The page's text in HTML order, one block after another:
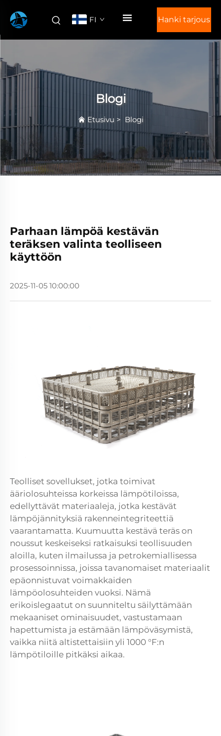
FI Hanki tarjous
Blogi
Etusivu > Blogi
Parhaan lämpöä kestävän
teräksen valinta teolliseen
käyttöön
2025-11-05 10:00:00
Teolliset sovellukset, jotka toimivat
ääriolosuhteissa korkeissa lämpötiloissa,
edellyttävät materiaaleja, jotka kestävät
lämpöjännityksiä rakenneintegriteettiä
vaarantamatta. Kuumuutta kestävä teräs on
noussut keskeiseksi ratkaisuksi teollisuuden
aloilla, kuten ilmailussa ja petrokemiallisessa
prosessoinnissa, joissa tavanomaiset materiaalit
epäonnistuvat voimakkaiden
lämpöolosuhteiden vuoksi. Nämä
erikoislegaatut on suunniteltu säilyttämään
mekaaniset ominaisuudet, vastustamaan
hapettumista ja estämään lämpöväsymistä,
vaikka niitä altistettaisiin yli 1000 °F:n
lämpötiloille pitkäksi aikaa.